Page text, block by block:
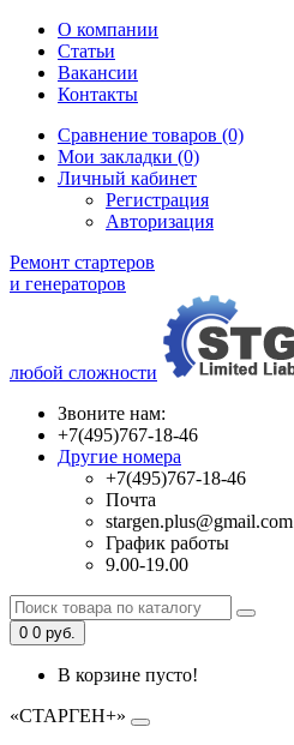
О компании
Статьи
Вакансии
Контакты
Сравнение товаров (0)
Мои закладки (0)
Личный кабинет
Регистрация
Авторизация
Ремонт стартеров
и генераторов
любой сложности
Звоните нам:
+7(495)767-18-46
Другие номера
+7(495)767-18-46
Почта
stargen.plus@gmail.com
График работы
9.00-19.00
0 0 руб.
В корзине пусто!
«СТАРГЕН+»